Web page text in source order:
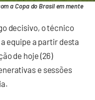
a Copa do Brasil em mente
decisivo, o técnico
equipe a partir desta
de hoje (26)
e sessões